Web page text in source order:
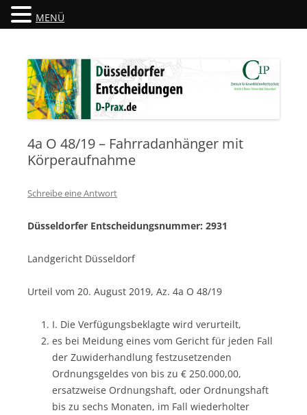
Düsseldorfer Entscheidungen
4a O 48/19 – Fahrradanhänger mit
Körperaufnahme
Schreibe eine Antwort
Düsseldorfer Entscheidungsnummer: 2931
Landgericht Düsseldorf
Urteil vom 20. August 2019, Az. 4a O 48/19
I. Die Verfügungsbeklagte wird verurteilt,
es bei Meidung eines vom Gericht für jeden Fall
der Zuwiderhandlung festzusetzenden
Ordnungsgeldes von bis zu € 250.000,00,
ersatzweise Ordnungshaft, oder Ordnungshaft
bis zu sechs Monaten, im Fall wiederholter
MENÜ